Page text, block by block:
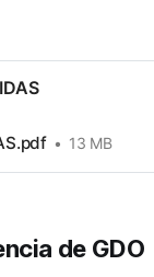
13 MB
de GDO